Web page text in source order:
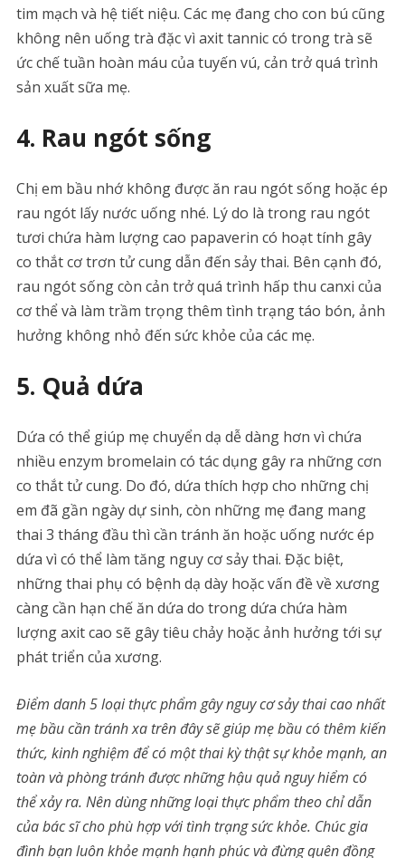
tim mạch và hệ tiết niệu. Các mẹ đang cho con bú cũng
không nên uống trà đặc vì axit tannic có trong trà sẽ
ức chế tuần hoàn máu của tuyến vú, cản trở quá trình
sản xuất sữa mẹ.
4. Rau ngót sống
Chị em bầu nhớ không được ăn rau ngót sống hoặc ép
rau ngót lấy nước uống nhé. Lý do là trong rau ngót
tươi chứa hàm lượng cao papaverin có hoạt tính gây
co thắt cơ trơn tử cung dẫn đến sảy thai. Bên cạnh đó,
rau ngót sống còn cản trở quá trình hấp thu canxi của
cơ thể và làm trầm trọng thêm tình trạng táo bón, ảnh
hưởng không nhỏ đến sức khỏe của các mẹ.
5. Quả dứa
Dứa có thể giúp mẹ chuyển dạ dễ dàng hơn vì chứa
nhiều enzym bromelain có tác dụng gây ra những cơn
co thắt tử cung. Do đó, dứa thích hợp cho những chị
em đã gần ngày dự sinh, còn những mẹ đang mang
thai 3 tháng đầu thì cần tránh ăn hoặc uống nước ép
dứa vì có thể làm tăng nguy cơ sảy thai. Đặc biệt,
những thai phụ có bệnh dạ dày hoặc vấn đề về xương
càng cần hạn chế ăn dứa do trong dứa chứa hàm
lượng axit cao sẽ gây tiêu chảy hoặc ảnh hưởng tới sự
phát triển của xương.
Điểm danh 5 loại thực phẩm gây nguy cơ sảy thai cao nhất
mẹ bầu cần tránh xa trên đây sẽ giúp mẹ bầu có thêm kiến
thức, kinh nghiệm để có một thai kỳ thật sự khỏe mạnh, an
toàn và phòng tránh được những hậu quả nguy hiểm có
thể xảy ra. Nên dùng những loại thực phẩm theo chỉ dẫn
của bác sĩ cho phù hợp với tình trạng sức khỏe. Chúc gia
đình bạn luôn khỏe mạnh hạnh phúc và đừng quên đồng